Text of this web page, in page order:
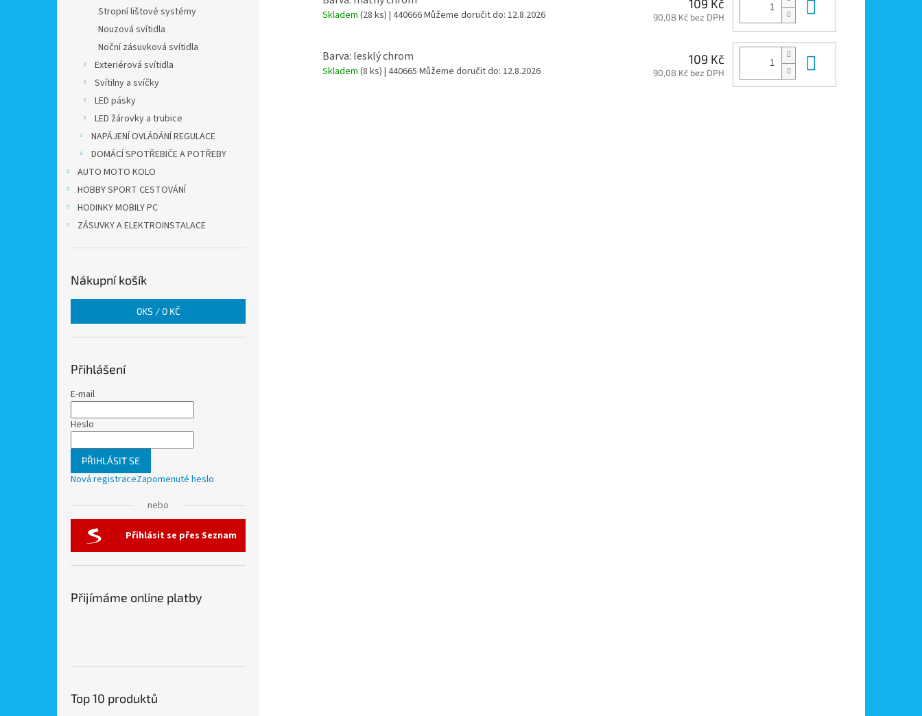
Stropní lištové systémy
Nouzová svítidla
Noční zásuvková svítidla
Exteriérová svítidla
Svítilny a svíčky
LED pásky
LED žárovky a trubice
NAPÁJENÍ OVLÁDÁNÍ REGULACE
DOMÁCÍ SPOTŘEBIČE A POTŘEBY
AUTO MOTO KOLO
HOBBY SPORT CESTOVÁNÍ
HODINKY MOBILY PC
ZÁSUVKY A ELEKTROINSTALACE
Nákupní košík
0KS / 0 KČ
Přihlášení
E-mail
Heslo
PŘIHLÁSIT SE
Nová registraceZapomenuté heslo
nebo
Přihlásit se přes Seznam
Přijímáme online platby
Top 10 produktů
Skladem (28 ks) | 440666Můžeme doručit do: 12.8.2026
109 Kč
90,08 Kč bez DPH
Barva: lesklý chrom
Skladem (8 ks) | 440665 Můžeme doručit do: 12.8.2026
109 Kč
90,08 Kč bez DPH